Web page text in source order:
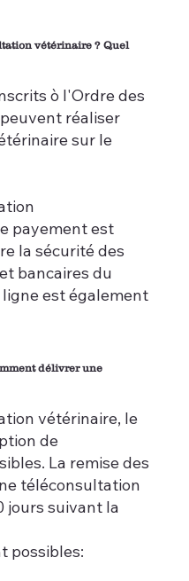
vétérinaire ? Quel
ò l'Ordre des
réaliser
sur le
payement est
la sécurité des
bancaires du
est également
délivrer une
vétérinaire, le
de
La remise des
téléconsultation
jours suivant la
possibles: